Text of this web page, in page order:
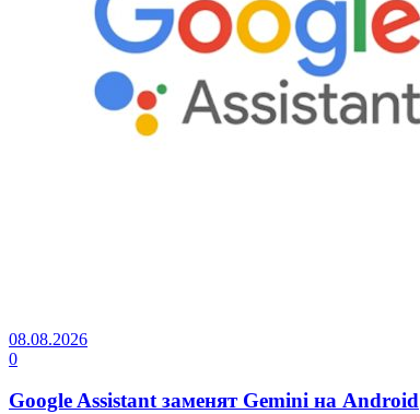
08.08.2026
0
Google Assistant заменят Gemini на Android